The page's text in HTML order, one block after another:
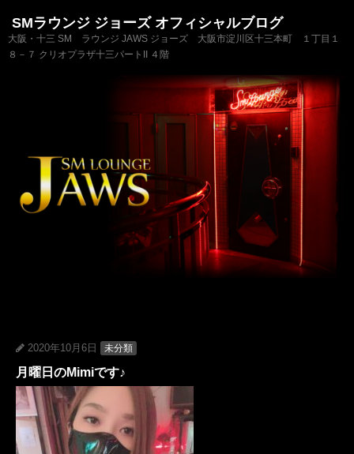
SMラウンジ ジョーズ オフィシャルブログ
大阪・十三 SM ラウンジ JAWS ジョーズ 大阪市淀川区十三本町 １丁目１
８－７ クリオプラザ十三パートII ４階
2020年10月6日 未分類
月曜日のMimiです♪